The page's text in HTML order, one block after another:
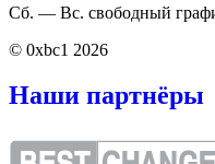
Сб. — Вс. свободный
© 0xbc1 2026
Наши партнёры